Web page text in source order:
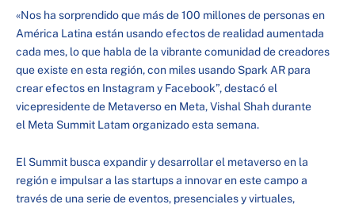
«Nos ha sorprendido que más de 100 millones de personas en
América Latina están usando efectos de realidad aumentada
cada mes, lo que habla de la vibrante comunidad de creadores
que existe en esta región, con miles usando Spark AR para
crear efectos en Instagram y Facebook”, destacó el
vicepresidente de Metaverso en Meta, Vishal Shah durante
el Meta Summit Latam organizado esta semana.
El Summit busca expandir y desarrollar el metaverso en la
región e impulsar a las startups a innovar en este campo a
través de una serie de eventos, presenciales y virtuales,